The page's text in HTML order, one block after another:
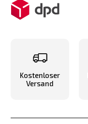
Kostenloser
Versand